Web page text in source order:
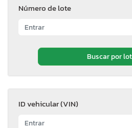
Número de lote
ID vehicular (VIN)